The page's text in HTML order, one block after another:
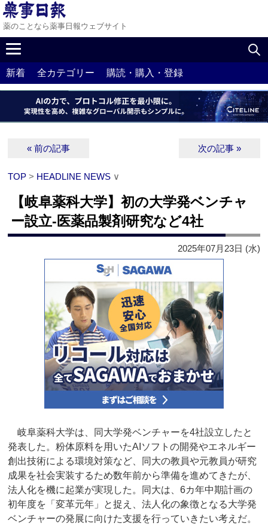
薬のことなら薬事日報ウェブサイト
新着 全カテゴリー 購読・購入・登録
« 前の記事 次の記事 »
TOP > HEADLINE NEWS ∨
【岐阜薬科大学】初の大学発ベンチャ
ー設立‐医薬品製剤研究など4社
2025年07月23日 (水)
岐阜薬科大学は、同大学発ベンチャーを4社設立したと
発表した。粉体原料を用いたAIソフトの開発やエネルギー
創出技術による環境対策など、同大の教員や元教員が研究
成果を社会実装するため数年前から準備を進めてきたが、
法人化を機に起業が実現した。同大は、6カ年中期計画の
初年度を「変革元年」と捉え、法人化の象徴となる大学発
ベンチャーの発展に向けた支援を行っていきたい考えだ。